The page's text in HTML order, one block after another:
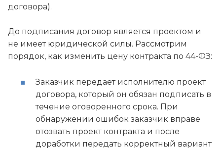
договора).
До подписания договор является проектом и
не имеет юридической силы. Рассмотрим
порядок, как изменить цену контракта по 44-ФЗ:
Заказчик передает исполнителю проект
договора, который он обязан подписать в
течение оговоренного срока. При
обнаружении ошибок заказчик вправе
отозвать проект контракта и после
доработки передать корректный вариант